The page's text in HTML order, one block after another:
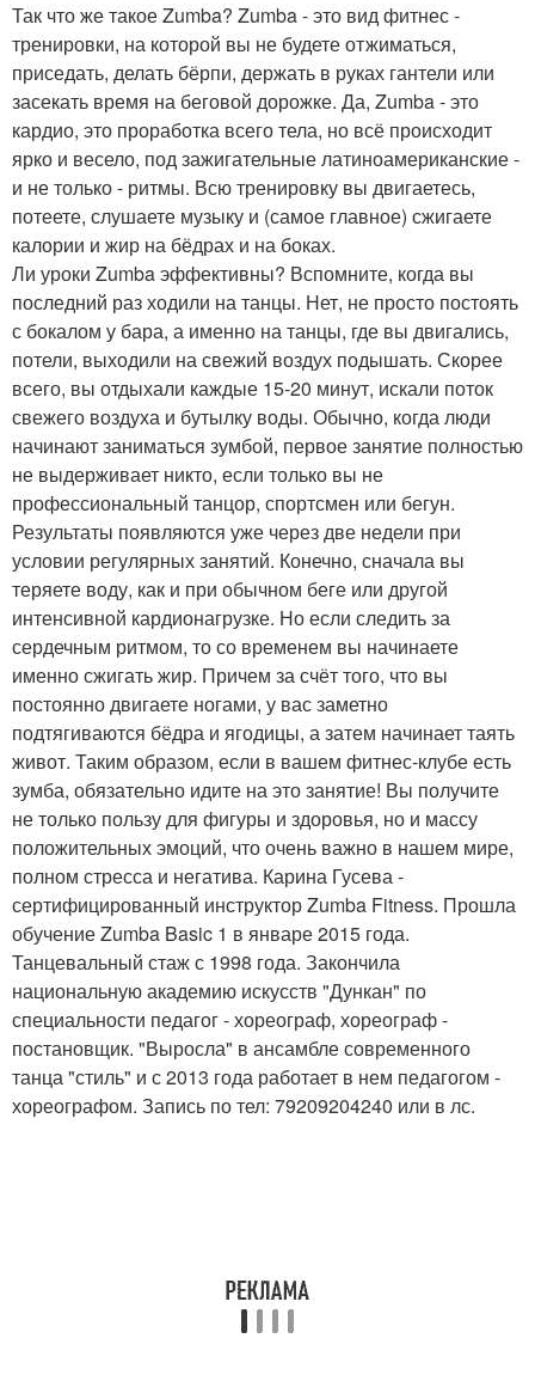
Так что же такое Zumba? Zumba - это вид фитнес -
тренировки, на которой вы не будете отжиматься,
приседать, делать бёрпи, держать в руках гантели или
засекать время на беговой дорожке. Да, Zumba - это
кардио, это проработка всего тела, но всё происходит
ярко и весело, под зажигательные латиноамериканские -
и не только - ритмы. Всю тренировку вы двигаетесь,
потеете, слушаете музыку и (самое главное) сжигаете
калории и жир на бёдрах и на боках.
Ли уроки Zumba эффективны? Вспомните, когда вы
последний раз ходили на танцы. Нет, не просто постоять
с бокалом у бара, а именно на танцы, где вы двигались,
потели, выходили на свежий воздух подышать. Скорее
всего, вы отдыхали каждые 15-20 минут, искали поток
свежего воздуха и бутылку воды. Обычно, когда люди
начинают заниматься зумбой, первое занятие полностью
не выдерживает никто, если только вы не
профессиональный танцор, спортсмен или бегун.
Результаты появляются уже через две недели при
условии регулярных занятий. Конечно, сначала вы
теряете воду, как и при обычном беге или другой
интенсивной кардионагрузке. Но если следить за
сердечным ритмом, то со временем вы начинаете
именно сжигать жир. Причем за счёт того, что вы
постоянно двигаете ногами, у вас заметно
подтягиваются бёдра и ягодицы, а затем начинает таять
живот. Таким образом, если в вашем фитнес-клубе есть
зумба, обязательно идите на это занятие! Вы получите
не только пользу для фигуры и здоровья, но и массу
положительных эмоций, что очень важно в нашем мире,
полном стресса и негатива. Карина Гусева -
сертифицированный инструктор Zumba Fitness. Прошла
обучение Zumba Basic 1 в январе 2015 года.
Танцевальный стаж с 1998 года. Закончила
национальную академию искусств "Дункан" по
специальности педагог - хореограф, хореограф -
постановщик. "Выросла" в ансамбле современного
танца "стиль" и с 2013 года работает в нем педагогом -
хореографом. Запись по тел: 79209204240 или в лс.